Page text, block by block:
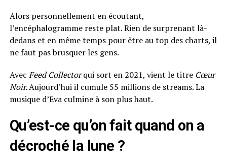
Alors personnellement en écoutant,
l’encéphalogramme reste plat. Rien de surprenant là-
dedans et en même temps pour être au top des charts, il
ne faut pas brusquer les gens.
Avec Feed Collectorqui sort en 2021, vient le titre Cœur
Noir.Aujourd’hui il cumule 55 millions de streams. La
musique d’Eva culmine à son plus haut.
Qu’est-ce qu’on fait quand on a
décroché la lune ?